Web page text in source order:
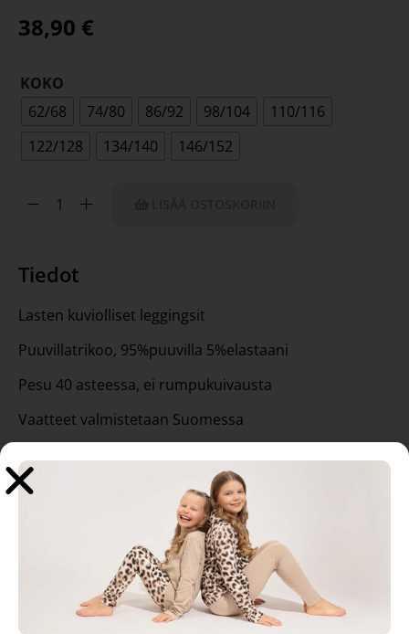
38,90 €
KOKO
62/68
74/80 86/92 98/104
110/116
122/128
134/140 146/152
Tiedot
Lasten kuviolliset leggingsit
Puuvillatrikoo, 95%puuvilla 5%elastaani
Pesu 40 asteessa, ei rumpukuivausta
Vaatteet valmistetaan Suomessa
Tutustu myös